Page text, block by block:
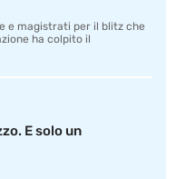
e magistrati per il blitz che
ha colpito il
E solo un